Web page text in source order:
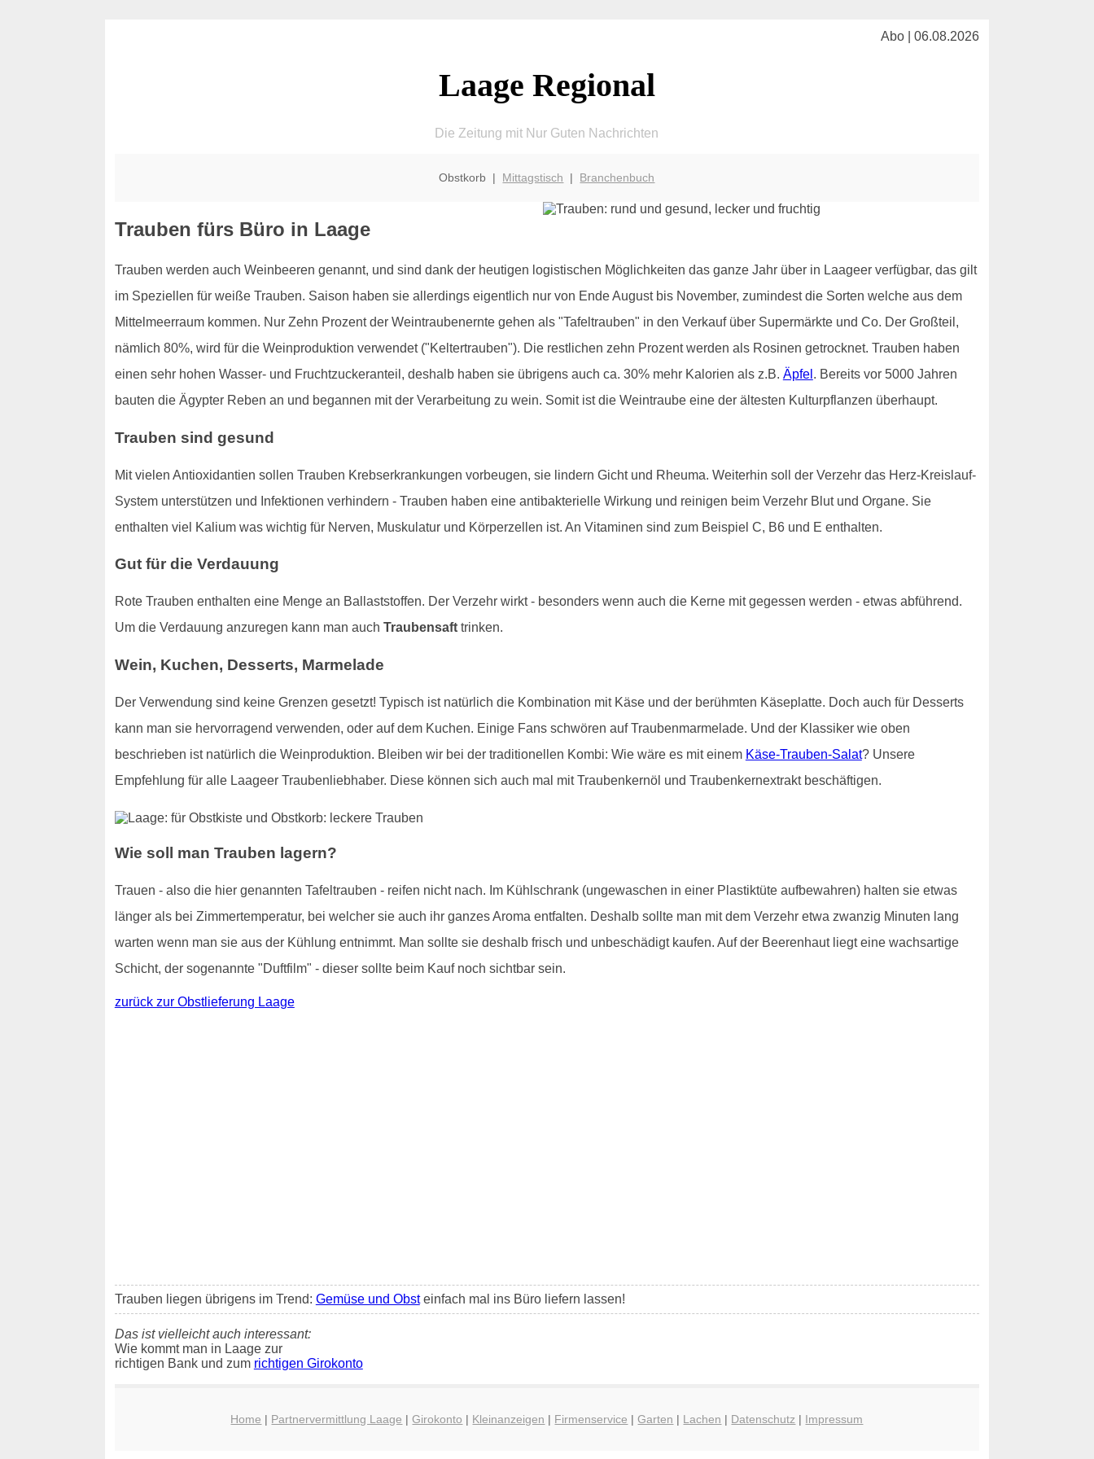
Abo | 06.08.2026
Laage Regional
Die Zeitung mit Nur Guten Nachrichten
Obstkorb | Mittagstisch | Branchenbuch
Trauben fürs Büro in Laage
Trauben werden auch Weinbeeren genannt, und sind dank der heutigen logistischen Möglichkeiten das ganze Jahr über in Laageer verfügbar, das gilt
im Speziellen für weiße Trauben. Saison haben sie allerdings eigentlich nur von Ende August bis November, zumindest die Sorten welche aus dem
Mittelmeerraum kommen. Nur Zehn Prozent der Weintraubenernte gehen als "Tafeltrauben" in den Verkauf über Supermärkte und Co. Der Großteil,
nämlich 80%, wird für die Weinproduktion verwendet ("Keltertrauben"). Die restlichen zehn Prozent werden als Rosinen getrocknet. Trauben haben
einen sehr hohen Wasser- und Fruchtzuckeranteil, deshalb haben sie übrigens auch ca. 30% mehr Kalorien als z.B. Äpfel . Bereits vor 5000 Jahren
bauten die Ägypter Reben an und begannen mit der Verarbeitung zu wein. Somit ist die Weintraube eine der ältesten Kulturpflanzen überhaupt.
Trauben sind gesund
Mit vielen Antioxidantien sollen Trauben Krebserkrankungen vorbeugen, sie lindern Gicht und Rheuma. Weiterhin soll der Verzehr das Herz-Kreislauf-
System unterstützen und Infektionen verhindern - Trauben haben eine antibakterielle Wirkung und reinigen beim Verzehr Blut und Organe. Sie
enthalten viel Kalium was wichtig für Nerven, Muskulatur und Körperzellen ist. An Vitaminen sind zum Beispiel C, B6 und E enthalten.
Gut für die Verdauung
Rote Trauben enthalten eine Menge an Ballaststoffen. Der Verzehr wirkt - besonders wenn auch die Kerne mit gegessen werden - etwas abführend.
Um die Verdauung anzuregen kann man auch Traubensafttrinken.
Wein, Kuchen, Desserts, Marmelade
Der Verwendung sind keine Grenzen gesetzt! Typisch ist natürlich die Kombination mit Käse und der berühmten Käseplatte. Doch auch für Desserts
kann man sie hervorragend verwenden, oder auf dem Kuchen. Einige Fans schwören auf Traubenmarmelade. Und der Klassiker wie oben
beschrieben ist natürlich die Weinproduktion. Bleiben wir bei der traditionellen Kombi: Wie wäre es mit einem Käse-Trauben-Salat? Unsere
Empfehlung für alle Laageer Traubenliebhaber. Diese können sich auch mal mit Traubenkernöl und Traubenkernextrakt beschäftigen.
Wie soll man Trauben lagern?
Trauen - also die hier genannten Tafeltrauben - reifen nicht nach. Im Kühlschrank (ungewaschen in einer Plastiktüte aufbewahren) halten sie etwas
länger als bei Zimmertemperatur, bei welcher sie auch ihr ganzes Aroma entfalten. Deshalb sollte man mit dem Verzehr etwa zwanzig Minuten lang
warten wenn man sie aus der Kühlung entnimmt. Man sollte sie deshalb frisch und unbeschädigt kaufen. Auf der Beerenhaut liegt eine wachsartige
Schicht, der sogenannte "Duftfilm" - dieser sollte beim Kauf noch sichtbar sein.
zurück zur Obstlieferung Laage
Trauben liegen übrigens im Trend: Gemüse und Obsteinfach mal ins Büro liefern lassen!
Das ist vielleicht auch interessant:
Wie kommt man in Laage zur
richtigen Bank und zum richtigen Girokonto
Home | Partnervermittlung Laage |Girokonto | Kleinanzeigen | Firmenservice |Garten | Lachen | Datenschutz | Impressum